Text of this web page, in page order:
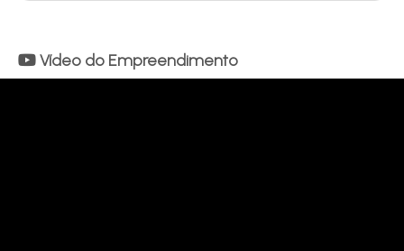
Vídeo do Empreendimento